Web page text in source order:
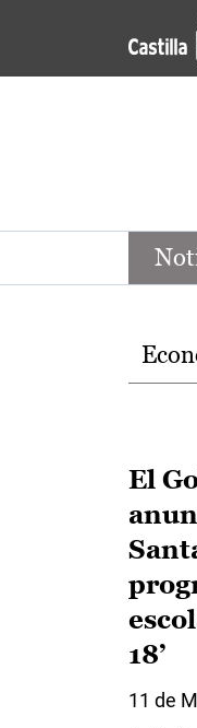
Pasar al contenido
Noticias
El
18’
11 de